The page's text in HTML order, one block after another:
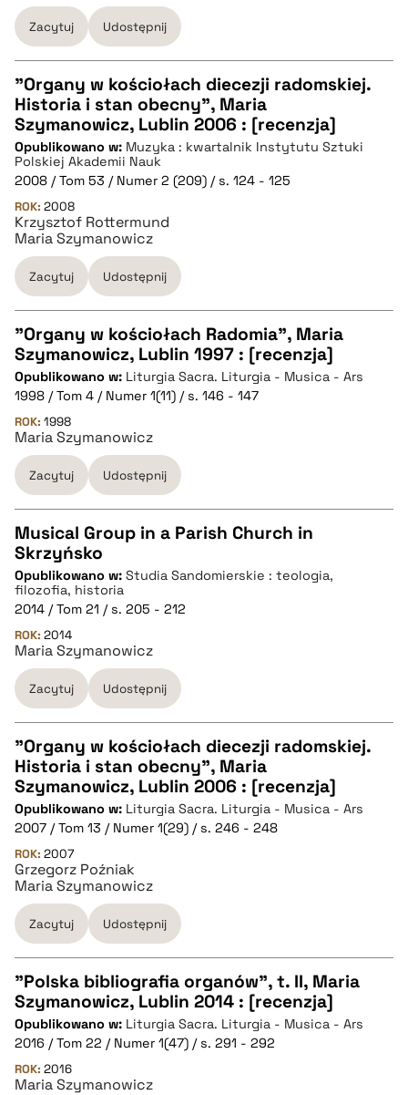
pobierz cytat
Zacytuj Udostępnij
CZYSTY TEKST
pobierz cytat
BIBTEX
pobierz cytat
"Organy w kościołach diecezji radomskiej.
Historia i stan obecny", Maria
Szymanowicz, Lublin 2006 : [recenzja]
Opublikowano w: Muzyka : kwartalnik Instytutu Sztuki
Polskiej Akademii Nauk
2008 / Tom 53 / Numer 2 (209) / s. 124 - 125
ROK: 2008
Krzysztof Rottermund
Maria Szymanowicz
Zacytuj Udostępnij
CZYSTY TEKST
pobierz cytat
BIBTEX
pobierz cytat
"Organy w kościołach Radomia", Maria
Szymanowicz, Lublin 1997 : [recenzja]
Opublikowano w: Liturgia Sacra. Liturgia - Musica - Ars
1998 / Tom 4 / Numer 1(11) / s. 146 - 147
ROK: 1998
Maria Szymanowicz
Zacytuj Udostępnij
CZYSTY TEKST
pobierz cytat
BIBTEX
pobierz cytat
Musical Group in a Parish Church in
Skrzyńsko
Opublikowano w: Studia Sandomierskie : teologia,
filozofia, historia
2014 / Tom 21 / s. 205 - 212
ROK: 2014
Maria Szymanowicz
Zacytuj Udostępnij
CZYSTY TEKST
pobierz cytat
BIBTEX
pobierz cytat
"Organy w kościołach diecezji radomskiej.
Historia i stan obecny", Maria
Szymanowicz, Lublin 2006 : [recenzja]
Opublikowano w: Liturgia Sacra. Liturgia - Musica - Ars
2007 / Tom 13 / Numer 1(29) / s. 246 - 248
ROK: 2007
Grzegorz Poźniak
Maria Szymanowicz
Zacytuj Udostępnij
CZYSTY TEKST
pobierz cytat
"Polska bibliografia organów", t. II, Maria
Szymanowicz, Lublin 2014 : [recenzja]
Opublikowano w: Liturgia Sacra. Liturgia - Musica - Ars
2016 / Tom 22 / Numer 1(47) / s. 291 - 292
ROK: 2016
Maria Szymanowicz